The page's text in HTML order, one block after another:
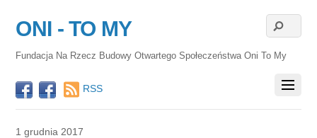
ONI - TO MY
Fundacja Na Rzecz Budowy Otwartego Społeczeństwa Oni To My
RSS
1 grudnia 2017